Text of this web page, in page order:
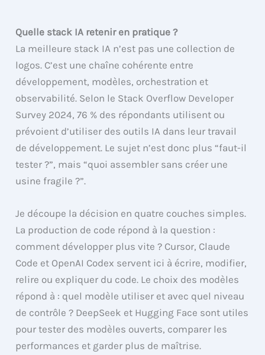
Quelle stack IA retenir en pratique ?
La meilleure stack IA n’est pas une collection de
logos. C’est une chaîne cohérente entre
développement, modèles, orchestration et
observabilité. Selon le Stack Overflow Developer
Survey 2024, 76 % des répondants utilisent ou
prévoient d’utiliser des outils IA dans leur travail
de développement. Le sujet n’est donc plus “faut-il
tester ?”, mais “quoi assembler sans créer une
usine fragile ?”.
Je découpe la décision en quatre couches simples.
La production de code répond à la question :
comment développer plus vite ? Cursor, Claude
Code et OpenAI Codex servent ici à écrire, modifier,
relire ou expliquer du code. Le choix des modèles
répond à : quel modèle utiliser et avec quel niveau
de contrôle ? DeepSeek et Hugging Face sont utiles
pour tester des modèles ouverts, comparer les
performances et garder plus de maîtrise.